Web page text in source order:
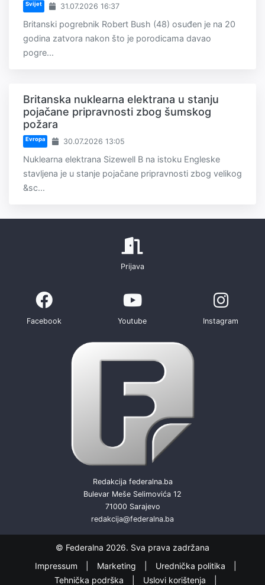
Svijet 31.07.2026 16:37
Britanski pogrebnik Robert Bush (48) osuđen je na 20
godina zatvora nakon što je porodicama davao
pogre...
Britanska nuklearna elektrana u stanju
pojačane pripravnosti zbog šumskog
požara
Evropa 30.07.2026 13:05
Nuklearna elektrana Sizewell B na istoku Engleske
stavljena je u stanje pojačane pripravnosti zbog velikog
&sc...
Prijava
Facebook Youtube Instagram
Redakcija federalna.ba
Bulevar Meše Selimovića 12
71000 Sarajevo
redakcija@federalna.ba
© Federalna 2026. Sva prava zadržana
Impressum
Marketing
Urednička politika
Tehnička podrška
Uslovi korištenja